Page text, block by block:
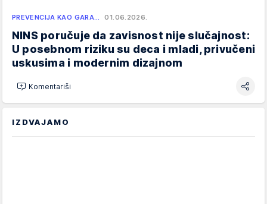
PREVENCIJA KAO GARA… 01.06.2026.
NINS poručuje da zavisnost nije slučajnost:
U posebnom riziku su deca i mladi, privučeni
uskusima i modernim dizajnom
Komentariši
IZDVAJAMO